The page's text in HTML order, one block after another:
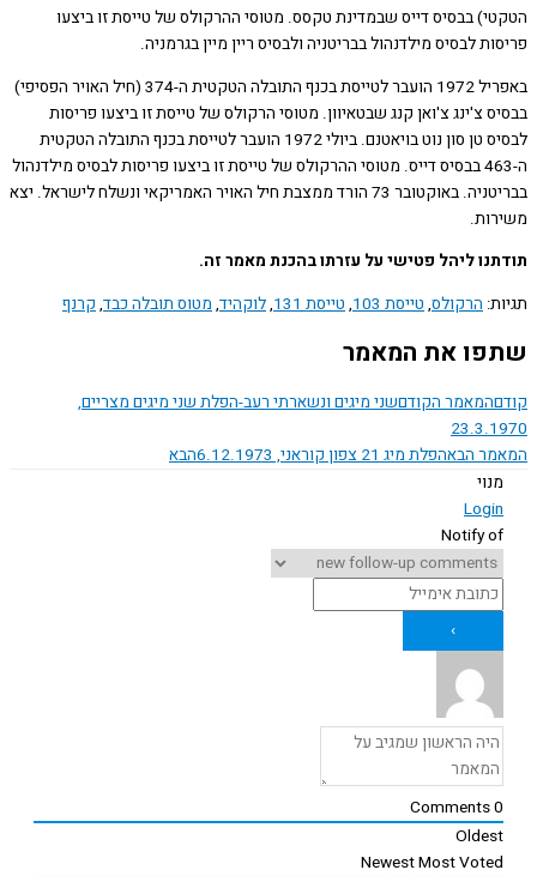
בבסיס דייס שבמדינת טקסס. מטוסי ההרקולס של טייסת זו ביצעו
לבסיס מילדנהול בבריטניה ולבסיס ריין מיין בגרמניה.
באפריל 1972 הועבר לטייסת בכנף התובלה הטקטית ה-374 (חיל האויר הפסיפי)
צ'ינג צ'ואן קנג שבטאיוון. מטוסי הרקולס של טייסת זו ביצעו פריסות
לבסיס טן סון נוט בויאטנם. ביולי 1972 הועבר לטייסת בכנף התובלה הטקטית
ה-463 בבסיס דייס. מטוסי ההרקולס של טייסת זו ביצעו פריסות לבסיס מילדנהול
בבריטניה. באוקטובר 73 הורד ממצבת חיל האויר האמריקאי ונשלח לישראל. יצא
ליהל פטישי על עזרתו בהכנת מאמר זה.
הרקולס,טייסת 103 , טייסת 131 , לוקהיד,מטוס תובלה כבד,קרנף
את המאמר
המאמר הקודםשני מיגים ונשארתי רעב-הפלת שני מיגים מצריים,
הבאהפלת מיג 21 צפון קוראני, 6.12.1973
הבא
Notify
Newest Most